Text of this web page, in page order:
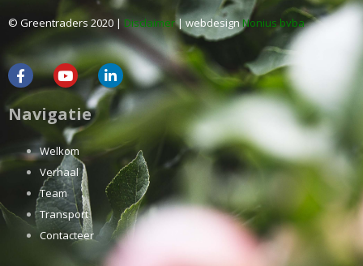
© Greentraders 2020 | Disclaimer| webdesignNonius bvba
Navigatie
Welkom
Verhaal
Team
Transport
Contacteer